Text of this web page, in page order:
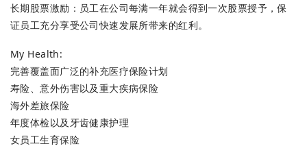
长期股票激励：员工在公司每满一年就会得到一次股票授予，保
证员工充分享受公司快速发展所带来的红利。
My Health:
完善覆盖面广泛的补充医疗保险计划
寿险、意外伤害以及重大疾病保险
海外差旅保险
年度体检以及牙齿健康护理
女员工生育保险